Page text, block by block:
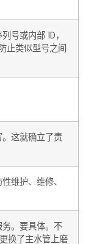
号或内部 ID，
止类似型号之间
这就确立了责
维护、维修、
。要具体。不
换了主水管上磨